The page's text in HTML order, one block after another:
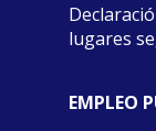
lugares
EMPLEO